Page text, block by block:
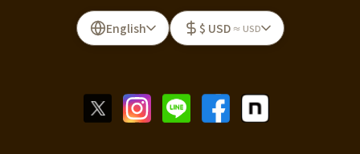
English $ USD ≈ USD